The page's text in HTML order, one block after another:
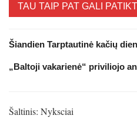
TAU TAIP PAT GALI PATIKTI
Šiandien Tarptautinė kačių
„Baltoji vakarienė“ priviliojo
Šaltinis: Nyksciai